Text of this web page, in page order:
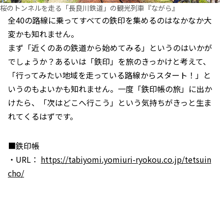
桜のトンネルを走る「長良川鉄道」の観光列車『ながら』
全40の路線に乗ってすべての鉄印を集めるのはなかなか大
変かも知れません。
まず「近くのあの鉄道から始めてみる」というのはいかが
でしょうか？あるいは「鉄印」を旅のきっかけと考えて、
「行ってみたい地域を走っている路線からスタート！」と
いうのもよいかも知れません。一度「鉄印帳の旅」に出か
けたら、「次はどこへ行こう」という気持ちがきっと生ま
れてくるはずです。
■鉄印帳
・URL： https://tabiyomi.yomiuri-ryokou.co.jp/tetsuin
cho/